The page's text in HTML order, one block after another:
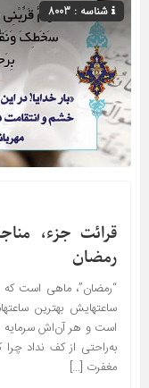
شناسه : 8003
قرائت جزء،
رمضان
“رمضان”، ماهی است که
ساعت‏هایش بهترین
است و هر آن‏‌اش
به‌‏راحتی از کف نداد چرا
مغفرت […]